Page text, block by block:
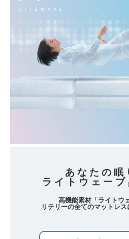
あなたの眠
ライトウェーブ
高機能素材「ライトウ
リテリーの全てのマットレス